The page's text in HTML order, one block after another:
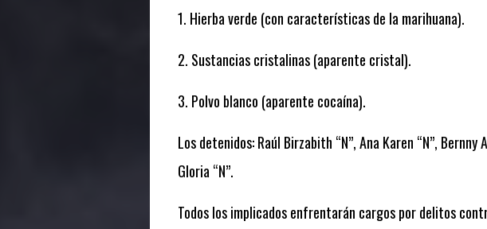
1. Hierba verde (con características de la marihuana).
2. Sustancias cristalinas (aparente cristal).
3. Polvo blanco (aparente cocaína).
Los detenidos: Raúl Birzabith “N”, Ana Karen “N”, Bernny
Gloria “N”.
Todos los implicados enfrentarán cargos por delitos